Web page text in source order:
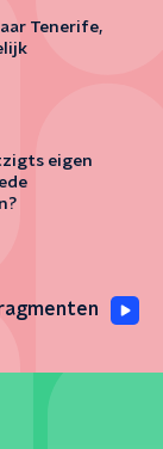
Tenerife,
eigen